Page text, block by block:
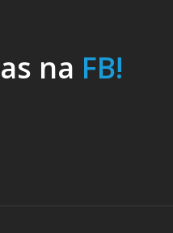
na FB!